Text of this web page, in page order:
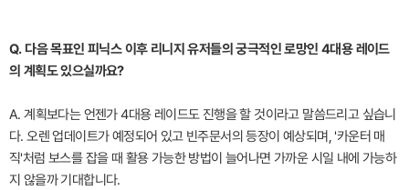
Q. 다음 목표인 피닉스 이후 리니지 유저들의 궁극적인 로망인 4대용 레이드
의 계획도 있으실까요?
A. 계획보다는 언젠가 4대용 레이드도 진행을 할 것이라고 말씀드리고 싶습니
다. 오렌 업데이트가 예정되어 있고 빈주문서의 등장이 예상되며, '카운터 매
직'처럼 보스를 잡을 때 활용 가능한 방법이 늘어나면 가까운 시일 내에 가능하
지 않을까 기대합니다.